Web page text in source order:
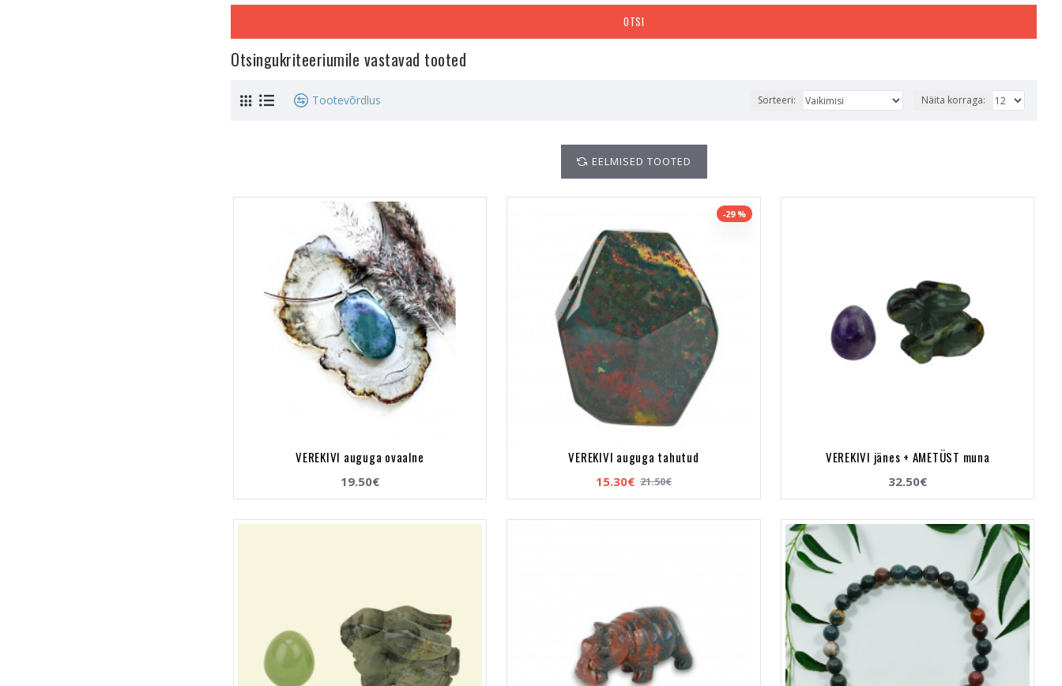
OTSI
Otsingukriteeriumile vastavad tooted
Tootevõrdlus Sorteeri: Näita korraga:
EELMISED TOOTED
VEREKIVI auguga ovaalne
19.50€
-29 %
VEREKIVI auguga tahutud
15.30€ 21.50€
VEREKIVI jänes + AMETÜST muna
32.50€